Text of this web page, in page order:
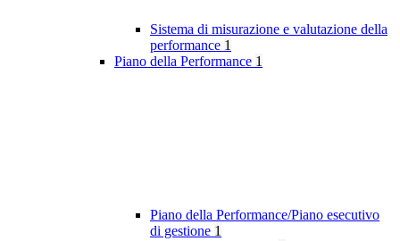
Sistema di misurazione e valutazione della
performance 1
Piano della Performance 1
Piano della Performance/Piano esecutivo
di gestione 1